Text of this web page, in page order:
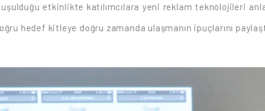
etkinlikte katılımcılara yeni reklam teknolojileri
hedef kitleye doğru zamanda ulaşmanın ipuçlarını